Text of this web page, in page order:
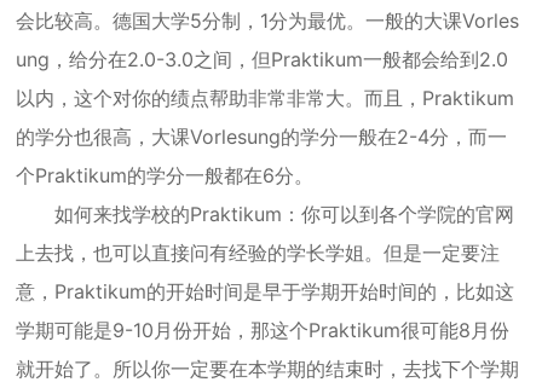
会比较高。德国大学5分制，1分为最优。一般的大课Vorles
ung，给分在2.0-3.0之间，但Praktikum一般都会给到2.0
以内，这个对你的绩点帮助非常非常大。而且，Praktikum
的学分也很高，大课Vorlesung的学分一般在2-4分，而一
个Praktikum的学分一般都在6分。
如何来找学校的Praktikum：你可以到各个学院的官网
上去找，也可以直接问有经验的学长学姐。但是一定要注
意，Praktikum的开始时间是早于学期开始时间的，比如这
学期可能是9-10月份开始，那这个Praktikum很可能8月份
就开始了。所以你一定要在本学期的结束时，去找下个学期